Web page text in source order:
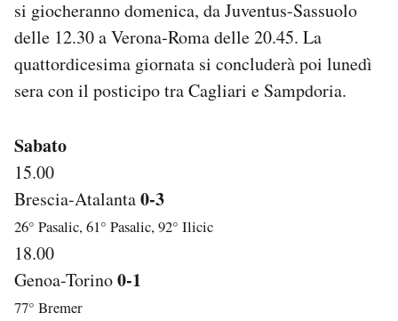
Area Personale
Notifiche mobile
Regala il Post
Esci
si giocheranno domenica, da Juventus-Sassuolo
delle 12.30 a Verona-Roma delle 20.45. La
quattordicesima giornata si concluderà poi lunedì
sera con il posticipo tra Cagliari e Sampdoria.
Sabato
15.00
Brescia-Atalanta0-3
26° Pasalic, 61° Pasalic, 92° Ilicic
18.00
Genoa-Torino0-1
77° Bremer